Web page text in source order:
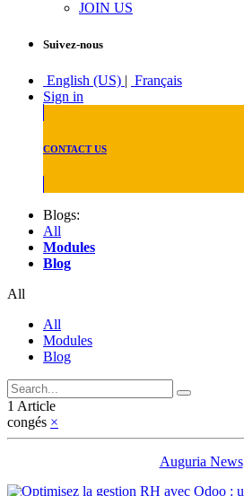
JOIN US
Suivez-nous
English (US) | Français
Sign in
CONTACT US
Blogs:
All
Modules
Blog
All
All
Modules
Blog
1 Article
congés ×
Auguria News